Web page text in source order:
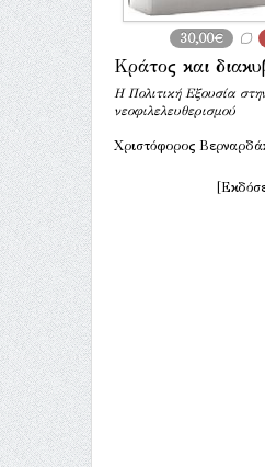
30,00€
Κράτος και
Η Πολιτική Εξουσία
νεοφιλελευθερισμού
Χριστόφορος